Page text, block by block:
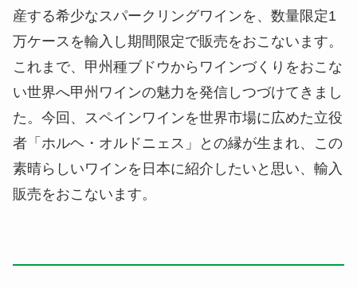
産する希少なスパークリングワインを、数量限定1
万ケースを輸入し期間限定で販売をおこないます。
これまで、甲州種ブドウからワインづくりをおこな
い世界へ甲州ワインの魅力を発信しつづけてきまし
た。今回、スペインワインを世界市場に広めた立役
者「ホルヘ・オルドニェス」との縁が生まれ、この
素晴らしいワインを日本に紹介したいと思い、輸入
販売をおこないます。